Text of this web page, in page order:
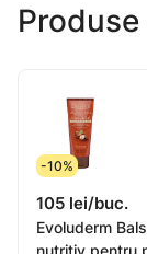
-10%
105 lei/buc.
Evoluderm
nutritiv pentru